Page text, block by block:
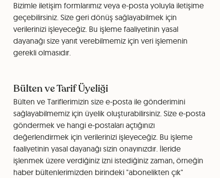
Bizimle iletişim formlarımız veya e-posta yoluyla iletişime
geçebilirsiniz. Size geri dönüş sağlayabilmek için
verilerinizi işleyeceğiz. Bu işleme faaliyetinin yasal
dayanağı size yanıt verebilmemiz için veri işlemenin
gerekli olmasıdır.
Bülten ve Tarif Üyeliği
Bülten ve Tariflerimizin size e-posta ile gönderimini
sağlayabilmemiz için üyelik oluşturabilirsiniz. Size e-posta
göndermek ve hangi e-postaları açtığınızı
değerlendirmek için verilerinizi işleyeceğiz. Bu işleme
faaliyetinin yasal dayanağı sizin onayınızdır. İleride
işlenmek üzere verdiğiniz izni istediğiniz zaman, örneğin
haber bültenlerimizden birindeki "abonelikten çık"